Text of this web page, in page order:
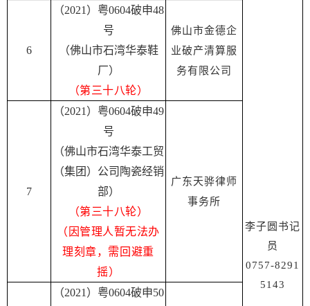
李子圆书记
员
0757-8291
5143
6
（2021）粤0604破申48
号
（佛山市石湾华泰鞋
厂）
（第三十八轮）
佛山市金德企
业破产清算服
务有限公司
7
（2021）粤0604破申49
号
（佛山市石湾华泰工贸
（集团）公司陶瓷经销
部）
（第三十八轮）
（ 因管理人暂无法办
理刻章，需回避重
摇）
广东天骅律师
事务所
（2021）粤0604破申50